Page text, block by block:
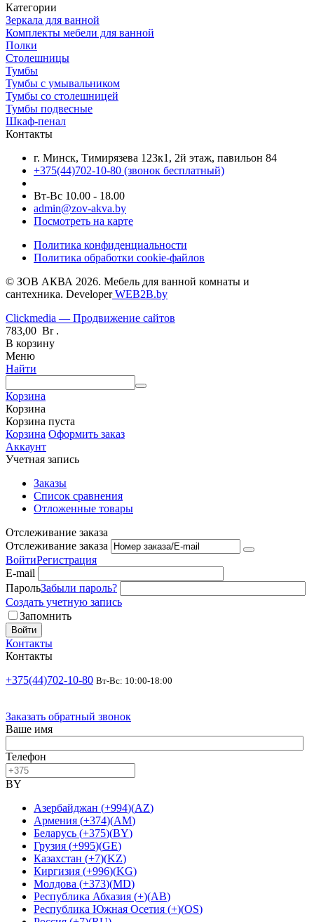
Категории
Зеркала для ванной
Комплекты мебели для ванной
Полки
Столешницы
Тумбы
Тумбы с умывальником
Тумбы со столешницей
Тумбы подвесные
Шкаф-пенал
Контакты
г. Минск, Тимирязева 123к1, 2й этаж, павильон 84
+375(44)702-10-80 (звонок бесплатный)
Вт-Вс 10.00 - 18.00
admin@zov-akva.by
Посмотреть на карте
Политика конфиденциальности
Политика обработки cookie-файлов
© ЗОВ АКВА 2026. Мебель для ванной комнаты и
сантехника. DeveloperWEB2B.by
Clickmedia — Продвижение сайтов
783,00 Br .
В корзину
Меню
Найти
Корзина
Корзина
Корзина пуста
Корзина Оформить заказ
Аккаунт
Учетная запись
Заказы
Список сравнения
Отложенные товары
Отслеживание заказа
Отслеживание заказа
ВойтиРегистрация
E-mail
ПарольЗабыли пароль?
Создать учетную запись
Запомнить
Войти
Контакты
Контакты
+375(44)702-10-80 Вт-Вс: 10:00-18:00
Заказать обратный звонок
Ваше имя
Телефон
BY
Азербайджан (+994)(AZ)
Армения (+374)(AM)
Беларусь (+375)(BY)
Грузия (+995)(GE)
Казахстан (+7)(KZ)
Киргизия (+996)(KG)
Молдова (+373)(MD)
Республика Абхазия (+)(AB)
Республика Южная Осетия (+)(OS)